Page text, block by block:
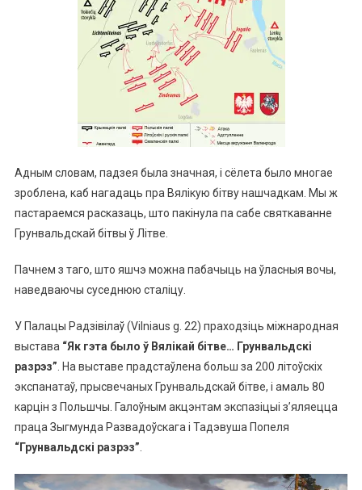
Адным словам, падзея была значная, і сёлета было многае
зроблена, каб нагадаць пра Вялікую бітву нашчадкам. Мы ж
пастараемся расказаць, што пакінула па сабе святкаванне
Грунвальдскай бітвы ў Літве.
Пачнем з таго, што яшчэ можна пабачыць на ўласныя вочы,
наведваючы суседнюю сталіцу.
У Палацы Радзівілаў (Vilniaus g. 22) праходзіць міжнародная
выстава “Як гэта было ў Вялікай бітве… Грунвальдскі
разрэз” . На выставе прадстаўлена больш за 200 літоўскіх
экспанатаў, прысвечаных Грунвальдскай бітве, і амаль 80
карцін з Польшчы. Галоўным акцэнтам экспазіцыі з’яляецца
праца Зыгмунда Развадоўскага і Тадэвуша Попеля
“Грунвальдскі разрэз”